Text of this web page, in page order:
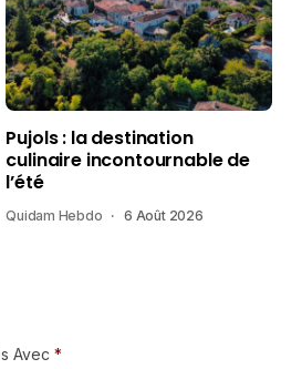
Pujols : la destination
culinaire incontournable de
l’été
Quidam Hebdo 6 Août 2026
Avec *